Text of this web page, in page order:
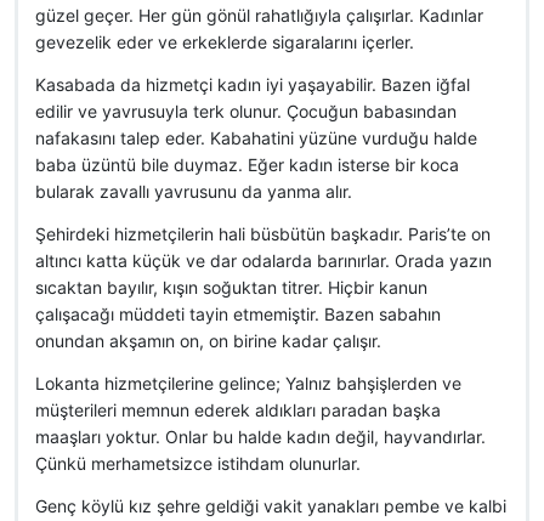
güzel geçer. Her gün gönül rahatlığıyla çalışırlar. Kadınlar
gevezelik eder ve erkeklerde sigaralarını içerler.
Kasabada da hizmetçi kadın iyi yaşayabilir. Bazen iğfal
edilir ve yavrusuyla terk olunur. Çocuğun babasından
nafakasını talep eder. Kabahatini yüzüne vurduğu halde
baba üzüntü bile duymaz. Eğer kadın isterse bir koca
bularak zavallı yavrusunu da yanma alır.
Şehirdeki hizmetçilerin hali büsbütün başkadır. Paris’te on
altıncı katta küçük ve dar odalarda barınırlar. Orada yazın
sıcaktan bayılır, kışın soğuktan titrer. Hiçbir kanun
çalışacağı müddeti tayin etmemiştir. Bazen sabahın
onundan akşamın on, on birine kadar çalışır.
Lokanta hizmetçilerine gelince; Yalnız bahşişlerden ve
müşterileri memnun ederek aldıkları paradan başka
maaşları yoktur. Onlar bu halde kadın değil, hayvandırlar.
Çünkü merhametsizce istihdam olunurlar.
Genç köylü kız şehre geldiği vakit yanakları pembe ve kalbi